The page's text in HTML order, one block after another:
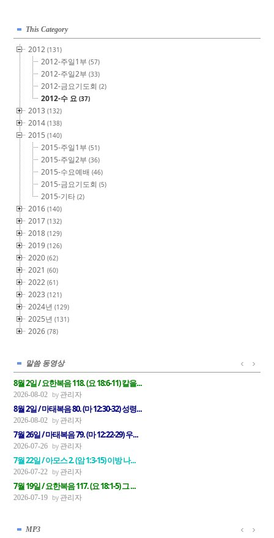
This Category
2012(131)
2012-주일1부(57)
2012-주일2부(33)
2012-금요기도회(2)
2012-수 요(37)
2013(132)
2014(138)
2015(140)
2015-주일1부(51)
2015-주일2부(36)
2015-수요예배(46)
2015-금요기도회(5)
2015-기타(2)
2016(140)
2017(132)
2018(129)
2019(126)
2020(62)
2021(60)
2022(61)
2023(121)
2024년(129)
2025년(131)
2026(78)
말씀 동영상
8월 2일 / 요한복음 118. (요 18:6-11) 칼을...
2026-08-02 관리자
8월 2일 / 마태복음 80. (마 12:30-32) 성령...
2026-08-02 관리자
7월 26일 / 마태복음 79. (마 12:22-29) 우...
2026-07-26 관리자
7월 22일 / 아모스 2. (암 1:3-15) 이방 나...
2026-07-22 관리자
7월 19일 / 요한복음 117. (요 18:1-5) 그 ...
2026-07-19 관리자
MP3